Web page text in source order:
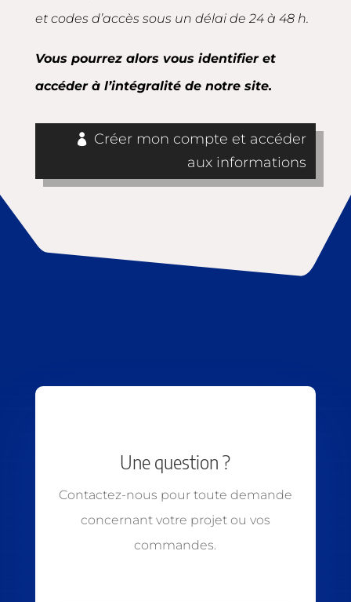
et codes d’accès sous un délai de 24 à 48 h.
Vous pourrez alors vous identifier et
accéder à l’intégralité de notre site.
Créer mon compte et accéder
aux informations
Une question ?
Contactez-nous pour toute demande
concernant votre projet ou vos
commandes.